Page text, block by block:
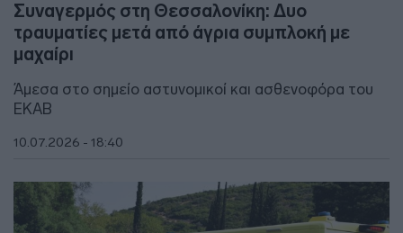
Συναγερμός στη Θεσσαλονίκη: Δυο
τραυματίες μετά από άγρια συμπλοκή με
μαχαίρι
Άμεσα στο σημείο αστυνομικοί και ασθενοφόρα του
ΕΚΑΒ
10.07.2026 - 18:40